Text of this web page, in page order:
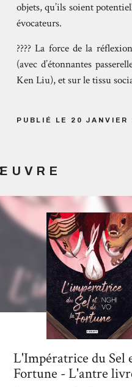
objets, qu’ils soient
évocateurs.
???? La force de la
(avec d’étonnantes
Ken Liu), et sur le tissu
PUBLIÉ LE 20 JANVIER
L'Impératrice du Sel
Fortune - L'antre